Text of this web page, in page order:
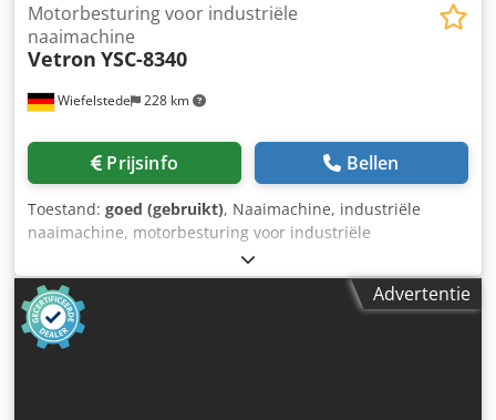
Wiefelstede 228 km
Motorbesturing voor industriële
naaimachine
Vetron YSC-8340
Prijsinfo Bellen
Toestand: goed (gebruikt), Naaimachine, industriële
naaimachine, motorbesturing voor industriële
naaimachine, motor control box, motor controller -
Fabrikant: Vetron, motorbesturing/motor control box voor
industriële naaimachine - Type: YSC-8340 - Spanning: 230V
- Aantal: 13 stuks motorbesturingen beschikbaar - Prijs:
per stuk - Afmetingen: 280/130/H310 mm Crjdpjxnwx Rsfx
Advertentie